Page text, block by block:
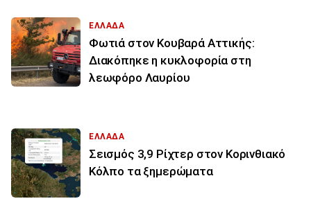
ΕΛΛΑΔΑ
Φωτιά στον Κουβαρά Αττικής:
Διακόπηκε η κυκλοφορία στη
λεωφόρο Λαυρίου
ΕΛΛΑΔΑ
Σεισμός 3,9 Ρίχτερ στον Κορινθιακό
Κόλπο τα ξημερώματα